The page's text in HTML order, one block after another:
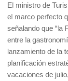
El ministro de
el marco perfecto
señalando que “la
entre la
lanzamiento de la
planificación
vacaciones de